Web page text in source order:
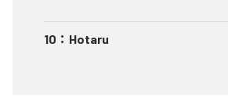
10 ： Hotaru